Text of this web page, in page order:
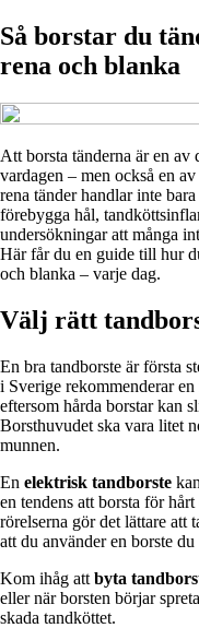
Så borstar du
rena och blanka
Att borsta tänderna är en av
vardagen – men också en
rena tänder handlar inte
förebygga hål,
undersökningar att många
Här får du en guide till hur
och blanka – varje dag.
Välj rätt
En bra tandborste är första
i Sverige rekommenderar en
eftersom hårda borstar kan
Borsthuvudet ska vara litet
munnen.
En elektrisk tandborste
en tendens att borsta för
rörelserna gör det lättare att
att du använder en borste
Kom ihåg att byta
eller när borsten börjar
skada tandköttet.